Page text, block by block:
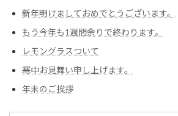
新年明けましておめでとうございます。
もう今年も1週間余りで終わります。
レモングラスついて
寒中お見舞い申し上げます。
年末のご挨拶